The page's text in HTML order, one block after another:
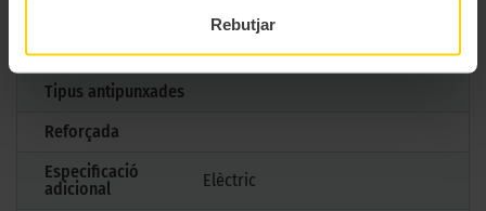
Rebutjar
Marcatge
Tipus antipunxades
Reforçada
Especificació
adicional
Elèctric